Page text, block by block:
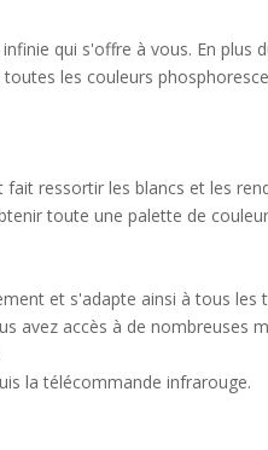
qui s'offre à vous. En
les couleurs
ressortir les blancs et les
toute une palette de
et s'adapte ainsi à tous les
avez accès à de
la télécommande infrarouge.